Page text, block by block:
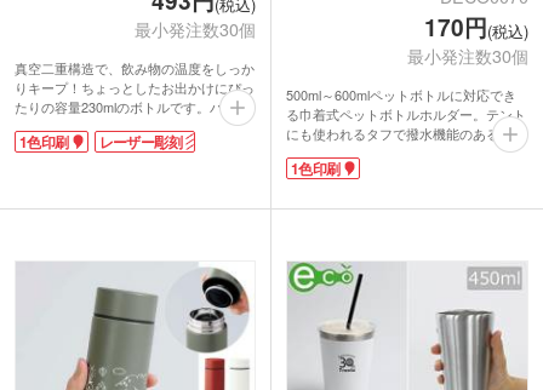
最小発注数30個
真空二重構造で、飲み物の温度をしっか
りキープ！ちょっとしたお出かけにぴっ
たりの容量230mlのボトルです。バッグ
にすっきり収まるスリムサイズ。飲み口
は広めで、氷も入れやすくお手入れもラ
本体カラーがとてもおしゃれです。
印刷、レーザー彫刻の3種類から選べま
す。卒業記念品や、店舗の周年記念品な
ど特別な日に配布する記念品におすすめ
1色印刷 レーザー彫刻
170円(税込)
最小発注数30個
500ml～600mlペットボトルに対応でき
る巾着式ペットボトルホルダー。テント
にも使われるタフで撥水機能のあるリッ
プストップ生地を使用しています。内側
はアルミ蒸着でペットボトルの温度をキ
世代・性別問わず使いやすい定番の形
ので、イベントやキャンペーンロゴを入
れたグッズ制作などにいかがでしょう
1色印刷